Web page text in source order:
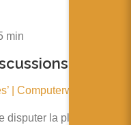
min
| Computerworld
disputer la place de